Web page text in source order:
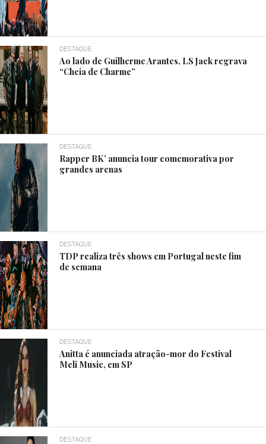
DESTAQUE
Ao lado de Guilherme Arantes, LS Jack regrava
“Cheia de Charme”
DESTAQUE
Rapper BK’ anuncia tour comemorativa por
grandes arenas
DESTAQUE
TDP realiza três shows em Portugal neste fim
de semana
DESTAQUE
Anitta é anunciada atração-mor do Festival
Meli Music, em SP
DESTAQUE